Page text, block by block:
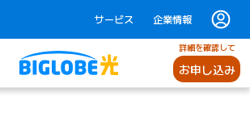
サービス 企業情報
詳細を確認して
お申し込み